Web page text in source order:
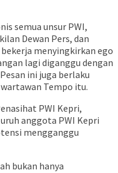
semua unsur PWI,
Dewan Pers, dan
menyingkirkan ego
lagi diganggu dengan
ini juga berlaku
Tempo itu.
PWI Kepri,
anggota PWI Kepri
mengganggu
bukan hanya